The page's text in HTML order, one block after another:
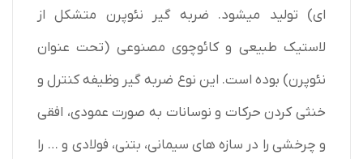
ای) تولید میشود. ضربه گیر نئوپرن متشکل از
لاستیک طبیعی و کائوچوی مصنوعی (تحت عنوان
نئوپرن) بوده است. این نوع ضربه گیر وظیفه کنترل و
خنثی کردن حرکات و نوسانات به صورت عمودی، افقی
و چرخشی را در سازه های سیمانی، بتنی، فولادی و … را